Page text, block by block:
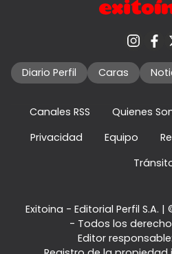
Diario Perfil Caras
Canales RSS Quienes
Privacidad
Equipo
Exitoina - Editorial Perfil S.A. |
- Todos los
Editor